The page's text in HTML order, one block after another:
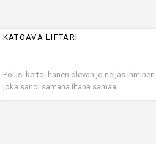
KATOAVA LIFTARI
Poliisi kertoi hänen olevan jo neljäs ihminen
joka sanoi samana iltana samaa.